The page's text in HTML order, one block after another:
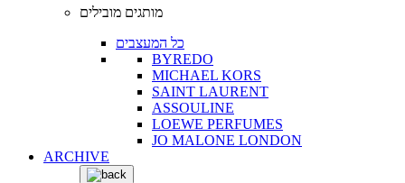
מותגים מובילים
כל המעצבים
BYREDO
MICHAEL KORS
SAINT LAURENT
ASSOULINE
LOEWE PERFUMES
JO MALONE LONDON
ARCHIVE